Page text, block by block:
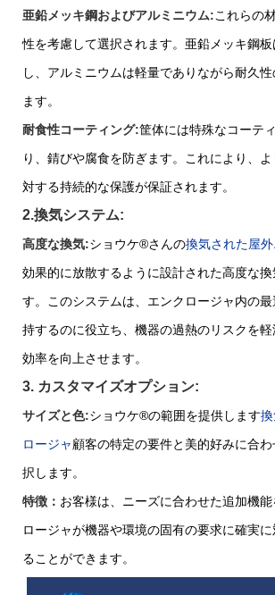
亜鉛メッキ鋼およびアルミニウム:これらの
性を考慮して選択されます。亜鉛メッキ鋼
し、アルミニウムは軽量でありながら耐久
ます。
耐食性コーティング:筐体には特殊なコーテ
り、錆びや腐食を防ぎます。これにより、
対する持続的な保護が保証されます。
2.換気システム:
高度な換気:ショウケ®さんの換気された屋
効果的に放散するように設計された高度な
す。このシステムは、エンクロージャ内の
持するのに役立ち、機器の過熱のリスクを
効率を向上させます。
3. カスタマイズオプション:
サイズと色:ショウケ®の範囲を提供します
ロージャ顧客の特​​定の要件と美的好みに合
択します。
特徴： お客様は、ニーズに合わせた追加機
ロージャが機器や環境の固有の要求に確実
ることができます。